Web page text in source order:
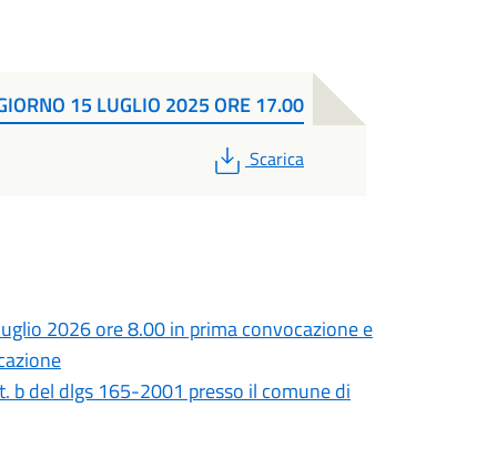
15 LUGLIO 2025 ORE 17.00
PDF
Scarica
2026 ore 8.00 in prima convocazione e
b del dlgs 165-2001 presso il comune di